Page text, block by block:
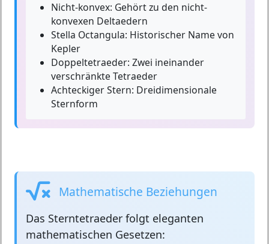
Nicht-konvex: Gehört zu den nicht-
konvexen Deltaedern
Stella Octangula: Historischer Name von
Kepler
Doppeltetraeder: Zwei ineinander
verschränkte Tetraeder
Achteckiger Stern: Dreidimensionale
Sternform
Mathematische Beziehungen
Das Sterntetraeder folgt eleganten
mathematischen Gesetzen: